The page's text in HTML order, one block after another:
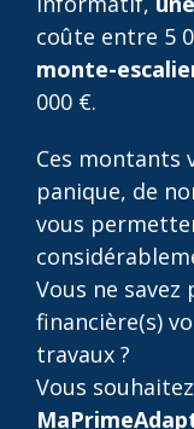
coûte entre 5
monte-
000 €.
Ces montants
panique, de
vous
Vous ne savez
financière(s)
travaux ?
Vous